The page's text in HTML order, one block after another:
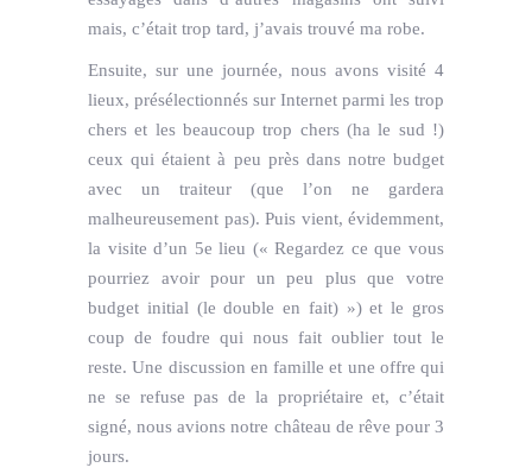
mais, c’était trop tard, j’avais trouvé ma robe.
Ensuite, sur une journée, nous avons visité 4
lieux, présélectionnés sur Internet parmi les trop
chers et les beaucoup trop chers (ha le sud !)
ceux qui étaient à peu près dans notre budget
avec un traiteur (que l’on ne gardera
malheureusement pas). Puis vient, évidemment,
la visite d’un 5e lieu (« Regardez ce que vous
pourriez avoir pour un peu plus que votre
budget initial (le double en fait) ») et le gros
coup de foudre qui nous fait oublier tout le
reste. Une discussion en famille et une offre qui
ne se refuse pas de la propriétaire et, c’était
signé, nous avions notre château de rêve pour 3
jours.